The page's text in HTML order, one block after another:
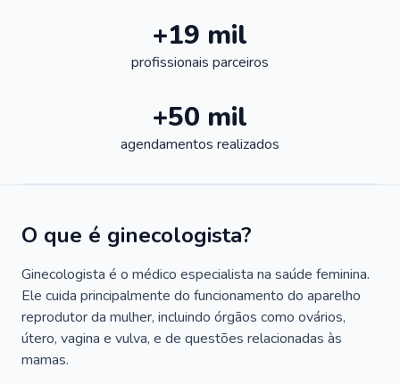
+19 mil
profissionais parceiros
+50 mil
agendamentos realizados
O que é ginecologista?
Ginecologista é o médico especialista na saúde feminina.
Ele cuida principalmente do funcionamento do aparelho
reprodutor da mulher, incluindo órgãos como ovários,
útero, vagina e vulva, e de questões relacionadas às
mamas.